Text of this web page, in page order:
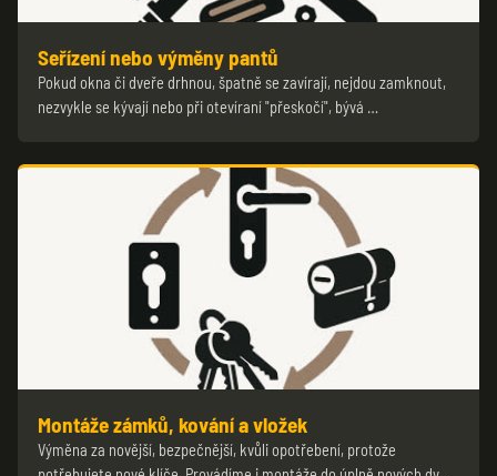
Seřízení nebo výměny pantů
Pokud okna či dveře drhnou, špatně se zavírají, nejdou zamknout,
nezvykle se kývají nebo při otevíraní "přeskočí", bývá …
Montáže zámků, kování a vložek
Výměna za novější, bezpečnější, kvůli opotřebení, protože